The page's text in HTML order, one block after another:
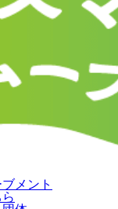
メント